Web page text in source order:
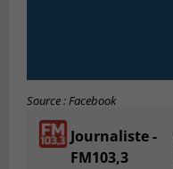
Source : Facebook
Journaliste -
FM103,3